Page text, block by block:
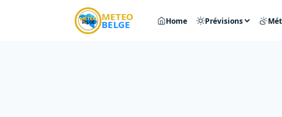
METEO
BELGE Home Prévisions